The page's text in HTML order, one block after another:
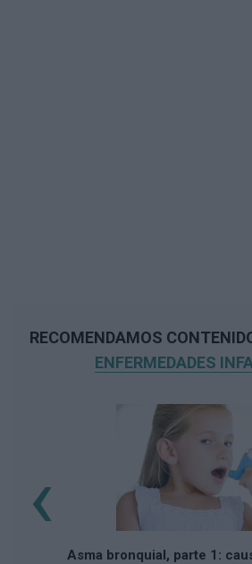
RECOMENDAMOS
ENFERMEDADES
Asma bronquial, parte 1:
‹